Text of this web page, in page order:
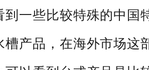
些比较特殊的中国
槽产品，在海外市场这